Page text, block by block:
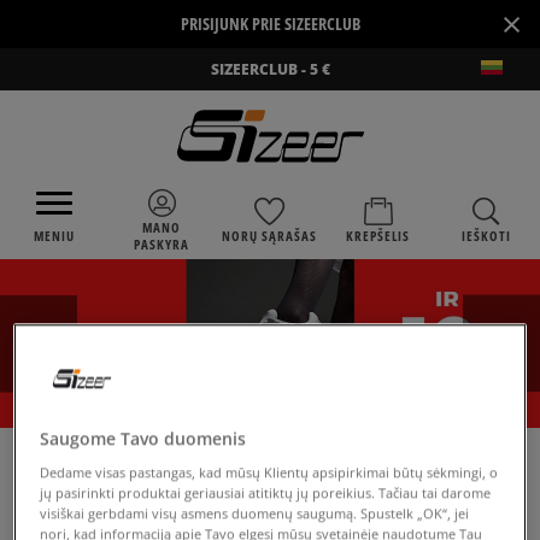
PRISIJUNK PRIE SIZEERCLUB ×
SIZEERCLUB - 5 €
MENIU
MANO
PASKYRA
NORŲ SĄRAŠAS KREPŠELIS IEŠKOTI
SIZEER NIKE COURT VINTAGE
Saugome Tavo duomenis
Dedame visas pastangas, kad mūsų Klientų apsipirkimai būtų sėkmingi, o
jų pasirinkti produktai geriausiai atitiktų jų poreikius. Tačiau tai darome
visiškai gerbdami visų asmens duomenų saugumą. Spustelk „OK“, jei
nori, kad informaciją apie Tavo elgesį mūsų svetainėje naudotume Tau